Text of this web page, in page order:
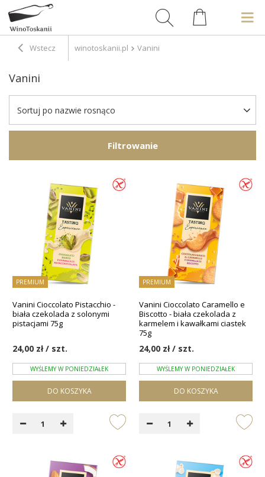
Wstecz winotoskanii.pl Vanini
Vanini
Sortuj po nazwie rosnąco
Filtrowanie
PREMIUM
Vanini Cioccolato Pistacchio -
biała czekolada z solonymi
pistacjami 75g
24,00 zł / szt.
WYŚLEMY W PONIEDZIAŁEK
DO KOSZYKA
PREMIUM
Vanini Cioccolato Caramello e
Biscotto - biała czekolada z
karmelem i kawałkami ciastek
75g
24,00 zł / szt.
WYŚLEMY W PONIEDZIAŁEK
DO KOSZYKA